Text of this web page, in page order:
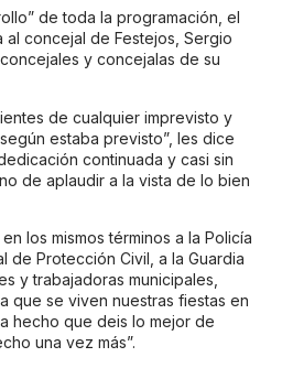
de toda la programación, el
concejal de Festejos, Sergio
y concejalas de su
de cualquier imprevisto y
estaba previsto”, les dice
continuada y casi sin
de aplaudir a la vista de lo bien
los mismos términos a la Policía
de Protección Civil, a la Guardia
y trabajadoras municipales,
que se viven nuestras fiestas en
hecho que deis lo mejor de
una vez más”.